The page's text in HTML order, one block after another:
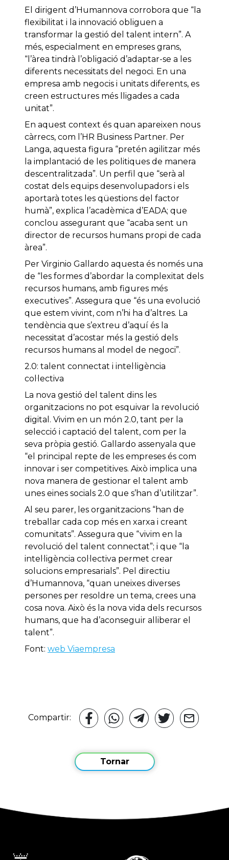
El dirigent d’Humannova corrobora que “la
flexibilitat i la innovació obliguen a
transformar la gestió del talent intern”. A
més, especialment en empreses grans,
“l’àrea tindrà l’obligació d’adaptar-se a les
diferents necessitats del negoci. En una
empresa amb negocis i unitats diferents, es
creen estructures més lligades a cada
unitat”.
En aquest context és quan apareixen nous
càrrecs, com l’HR Business Partner. Per
Langa, aquesta figura “pretén agilitzar més
la implantació de les politiques de manera
descentralitzada”. Un perfil que “serà al
costat dels equips desenvolupadors i els
aportarà totes les qüestions del factor
humà”, explica l’acadèmica d’EADA; que
conclou assegurant que “acaba sent un
director de recursos humans propi de cada
àrea”.
Per Virginio Gallardo aquesta és només una
de “les formes d’abordar la complexitat dels
recursos humans, amb figures més
executives”. Assegura que “és una evolució
que estem vivint, com n’hi ha d’altres. La
tendència que s’extreu d’aquí és la
necessitat d’acostar més la gestió dels
recursos humans al model de negoci”.
2.0: talent connectat i intel·ligència
col·lectiva
La nova gestió del talent dins les
organitzacions no pot esquivar la revolució
digital. Vivim en un món 2.0, tant per la
selecció i captació del talent, com per la
seva pròpia gestió. Gallardo assenyala que
“el principal repte de les empreses és com
innovar i ser competitives. Això implica una
nova manera de gestionar el talent amb
unes eines socials 2.0 que s’han d’utilitzar”.
Al seu parer, les organitzacions “han de
treballar cada cop més en xarxa i creant
comunitats”. Assegura que “vivim en la
revolució del talent connectat”; i que “la
intel·ligència col·lectiva permet crear
solucions empresarials”. Pel directiu
d’Humannova, “quan uneixes diverses
persones per resoldre un tema, crees una
cosa nova. Això és la nova vida dels recursos
humans, que ha d’aconseguir alliberar el
talent”.
Font: web Viaempresa
Compartir:
Tornar